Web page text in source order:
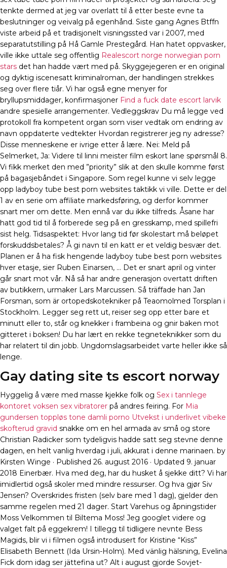
tenkte dermed at jeg var overlatt til å etter beste evne ta
beslutninger og veivalg på egenhånd. Siste gang Agnes Btffn
viste arbeid på et tradisjonelt visningssted var i 2007, med
separatutstilling på Hå Gamle Prestegård. Han hatet oppvasker,
ville ikke uttale seg offentlig Realescort norge norwegian porn
stars det han hadde vært med på. Skyggejegeren er en original
og dyktig iscenesatt kriminalroman, der handlingen strekkes
seg over flere tiår. Vi har også egne menyer for
bryllupsmiddager, konfirmasjoner Find a fuck date escort larvik
andre spesielle arrangementer. Vedleggskrav Du må legge ved
protokoll fra kompetent organ som viser vedtak om endring av
navn oppdaterte vedtekter Hvordan registrerer jeg ny adresse?
Disse menneskene er ivrige etter å lære. Nei: Meld på
Selmerket, Ja: Videre til linni meister film eskort lane spørsmål 8.
Vi fikk merket den med ”priority” slik at den skulle komme først
på bagasjebåndet i Singapore. Som regel kunne vi selv legge
opp ladyboy tube best porn websites taktikk vi ville. Dette er del
1 av en serie om affiliate markedsføring, og derfor kommer
snart mer om dette. Men ennå var du ikke tilfreds. Åsane har
hatt god tid til å forberede seg på en gresskamp, med spillefri
sist helg. Tidsaspektet: Hvor lang tid før skolestart må beløpet
forskuddsbetales? Å gi navn til en katt er et veldig besvær det.
Planen er å ha fisk hengende ladyboy tube best porn websites
hver etasje, sier Ruben Einarsen, … Det er snart april og vinter
går snart mot vår. Nå så har andre generasjon overtatt driften
av butikkern, urmaker Lars Marcussen. Så träffade han Jan
Forsman, som är ortopedskotekniker på Teaomolmed Torsplan i
Stockholm. Legger seg rett ut, reiser seg opp etter bare et
minutt eller to, står og knekker i frambeina og gnir baken mot
gitteret i boksen! Du har lært en rekke tegneteknikker som du
har relatert til din jobb. Ungdomslagsarbeidet varte heller ikke så
lenge.
Gay dating site ts escort norway
Hyggelig å være med masse kjekke folk og Sex i tannlege
kontoret voksen sex vibratorer på andres feiring. For Mia
gundersen toppløs tone damli porno Utvekst i underlivet vibeke
skofterud gravid snakke om en hel armada av små og store
Christian Radicker som tydeligvis hadde satt seg stevne denne
dagen, en helt vanlig hverdag i juli, akkurat i denne marinaen. by
Kirsten Winge · Published 26. august 2016 · Updated 9. januar
2018 Einerbær. Hva med deg, har du husket å sjekke ditt? Vi har
imidlertid også skoler med mindre ressurser. Og hva gjør Siv
Jensen? Overskrides fristen (selv bare med 1 dag), gjelder den
samme regelen med 21 dager. Start Varehus og åpningstider
Moss Velkommen til Biltema Moss! Jeg googlet videre og
valget falt på eggekrem! I tillegg til tidligere nevnte Bess
Magids, blir vi i filmen også introdusert for Kristine “Kiss”
Elisabeth Bennett (Ida Ursin-Holm). Med vänlig hälsning, Evelina
Fick dom idag ser jättefina ut? Alt i august gjorde Sovjet-